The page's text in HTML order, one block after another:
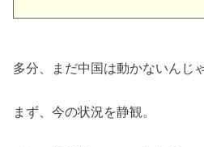
多分、まだ中国は動かないんじ
まず、今の状況を静観。